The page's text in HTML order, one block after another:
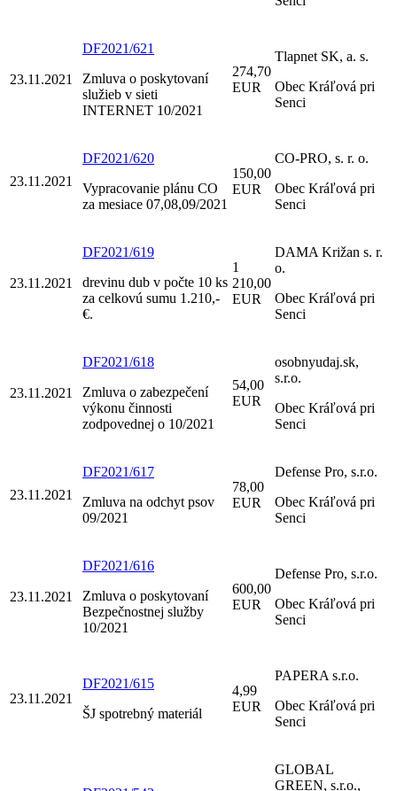
23.11.2021
DF2021/621
Zmluva o poskytovaní
služieb v sieti
INTERNET 10/2021
274,70
EUR
Tlapnet SK, a. s.
Obec Kráľová pri
Senci
23.11.2021
DF2021/620
Vypracovanie plánu CO
za mesiace 07,08,09/2021
150,00
EUR
CO-PRO, s. r. o.
Obec Kráľová pri
Senci
23.11.2021
DF2021/619
drevinu dub v počte 10 ks
za celkovú sumu 1.210,-
€.
1
210,00
EUR
DAMA Križan s. r.
o.
Obec Kráľová pri
Senci
23.11.2021
DF2021/618
Zmluva o zabezpečení
výkonu činnosti
zodpovednej o 10/2021
54,00
EUR
osobnyudaj.sk,
s.r.o.
Obec Kráľová pri
Senci
23.11.2021
DF2021/617
Zmluva na odchyt psov
09/2021
78,00
EUR
Defense Pro, s.r.o.
Obec Kráľová pri
Senci
23.11.2021
DF2021/616
Zmluva o poskytovaní
Bezpečnostnej služby
10/2021
600,00
EUR
Defense Pro, s.r.o.
Obec Kráľová pri
Senci
23.11.2021
DF2021/615
ŠJ spotrebný materiál
4,99
EUR
PAPERA s.r.o.
Obec Kráľová pri
Senci
GLOBAL
GREEN, s.r.o.,